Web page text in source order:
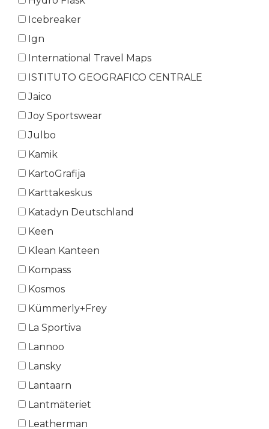
Icebreaker
Ign
International Travel Maps
ISTITUTO GEOGRAFICO CENTRALE
Jaico
Joy Sportswear
Julbo
Kamik
KartoGrafija
Karttakeskus
Katadyn Deutschland
Keen
Klean Kanteen
Kompass
Kosmos
Kümmerly+Frey
La Sportiva
Lannoo
Lansky
Lantaarn
Lantmäteriet
Leatherman